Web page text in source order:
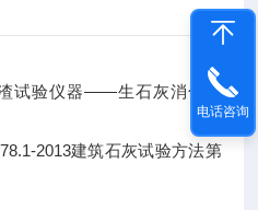
试验仪器——生石灰消化器
2013建筑石灰试验方法第
电话咨询